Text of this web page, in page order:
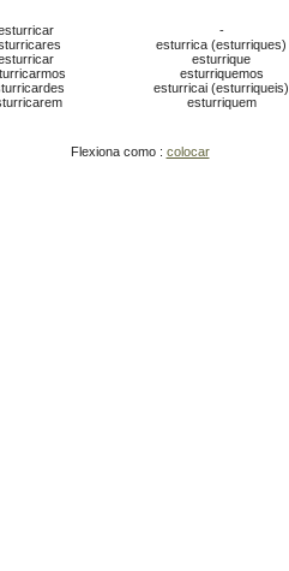
-
esturrica (esturriques)
esturrique
esturriquemos
esturricai (esturriqueis)
esturriquem
Flexiona como : colocar